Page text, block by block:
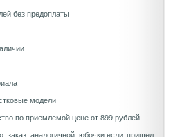
без предоплаты
модели
по приемлемой цене от 899 рублей
заказ аналогичной юбочки,если пришел